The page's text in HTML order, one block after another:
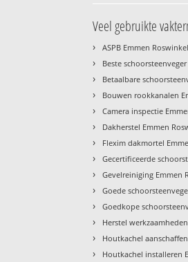
Veel gebruikte
› ASPB Emmen
› Beste
› Betaalbare
› Bouwen rookkanalen
› Camera inspectie
› Dakherstel Emmen
› Flexim dakmortel
› Gecertificeerde
› Gevelreiniging Emmen
› Goede
› Goedkope
› Herstel
› Houtkachel
› Houtkachel installeren